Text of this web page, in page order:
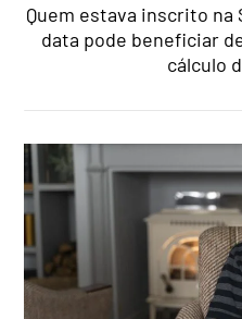
Quem estava inscrito na
data pode beneficiar
cálculo